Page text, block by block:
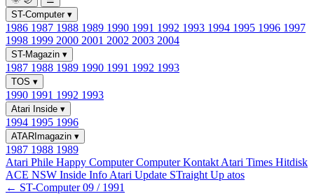
ST-Computer ▾
1986 1987 1988 1989 1990 1991 1992 1993 1994 1995 1996 1997
1998 1999 2000 2001 2002 2003 2004
ST-Magazin ▾
1987 1988 1989 1990 1991 1992 1993
TOS ▾
1990 1991 1992 1993
Atari Inside ▾
1994 1995 1996
ATARImagazin ▾
1987 1988 1989
Atari Phile Happy ComputerComputer Kontakt Atari Times Hitdisk
ACE NSW Inside Info Atari Update STraight Up atos
← ST-Computer 09 / 1991